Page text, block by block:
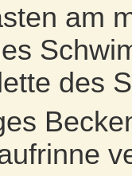
am
des